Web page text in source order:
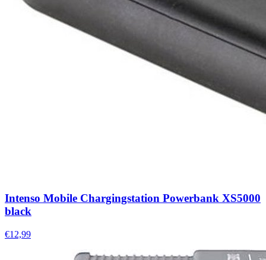
Intenso Mobile Chargingstation Powerbank XS5000
black
€12,99